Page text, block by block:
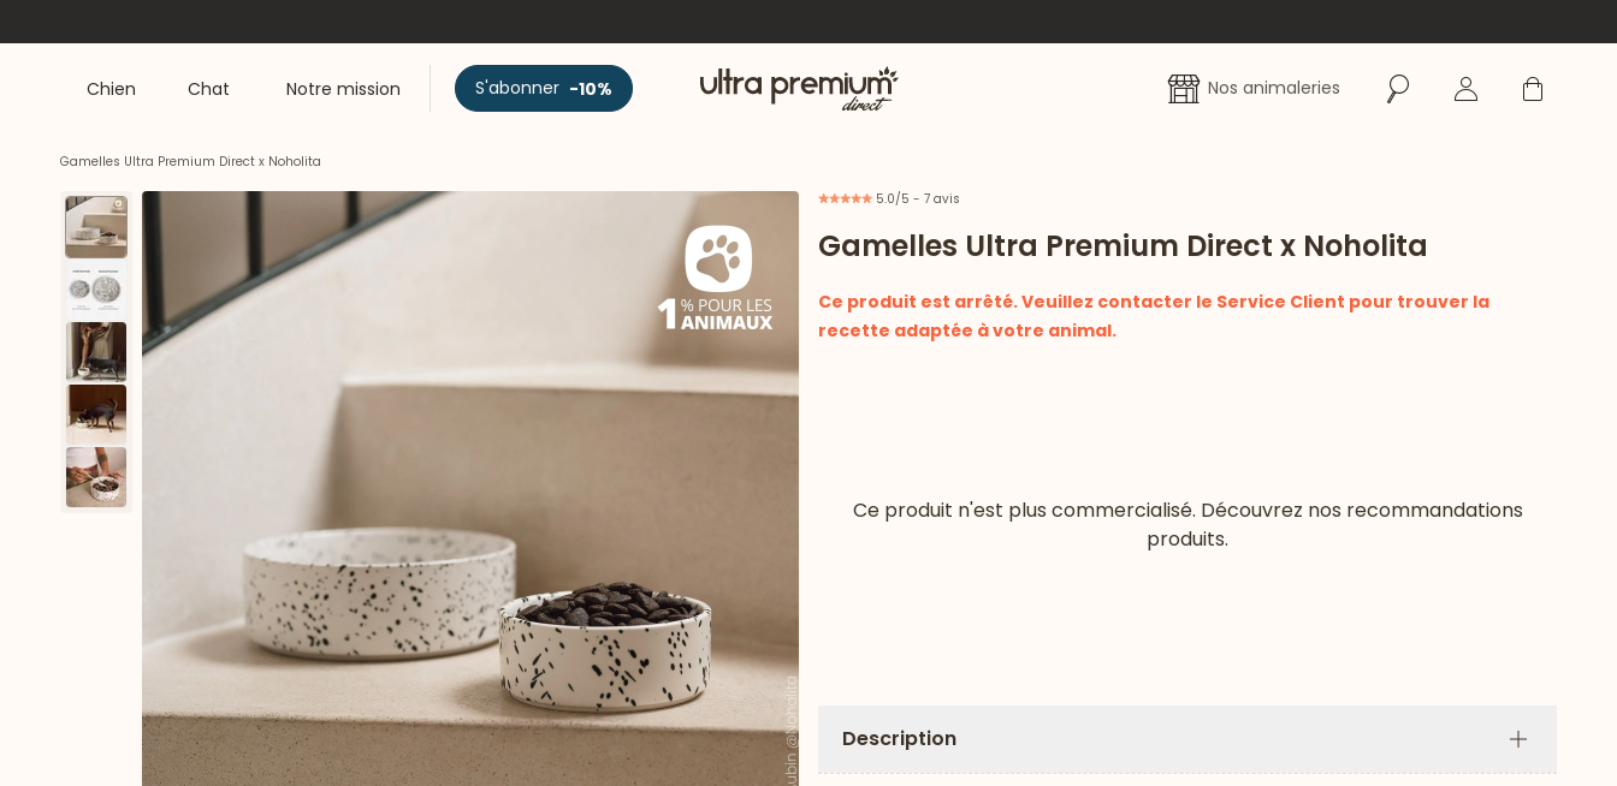
Chien Chat Notre mission S'abonner -10% Accueil Nos animaleries RechercherSe connecter
Panier
Gamelles Ultra Premium Direct x Noholita
5.0/5 - 7 avis
Gamelles Ultra Premium Direct x Noholita
Ce produit est arrêté. Veuillez contacter le Service Client pour trouver la
recette adaptée à votre animal.
Ce produit n'est plus commercialisé. Découvrez nos recommandations
produits.
Description
Plus